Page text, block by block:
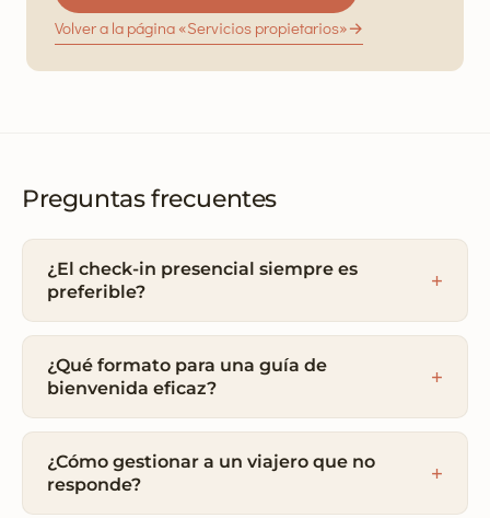
Volver a la página «Servicios propietarios»→
Preguntas frecuentes
¿El check-in presencial siempre es
preferible?
¿Qué formato para una guía de
bienvenida eficaz?
¿Cómo gestionar a un viajero que no
responde?